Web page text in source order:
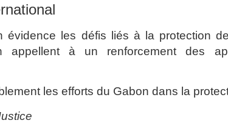
évidence les défis liés à la protection
appellent à un renforcement des
les efforts du Gabon dans la